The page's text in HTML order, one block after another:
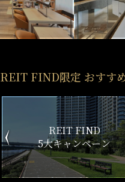
REIT FIND限定 おすす
リアルタイム
更新一覧チェック